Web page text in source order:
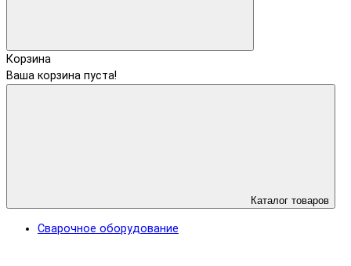
Корзина
Ваша корзина пуста!
Каталог товаров
Сварочное оборудование